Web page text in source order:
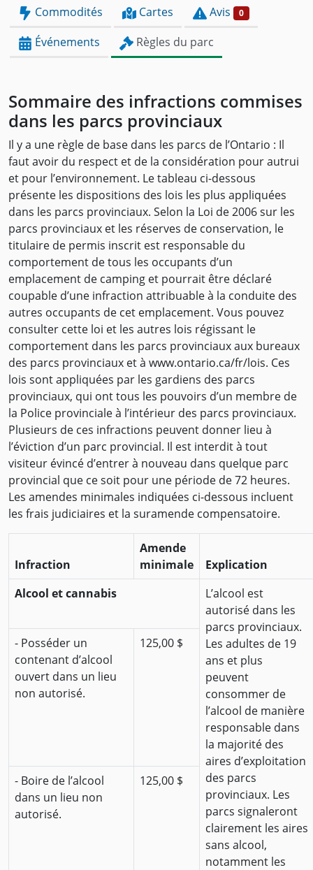
Commodités
Cartes Avis 0
Événements Règles du parc
Sommaire des infractions commises
dans les parcs provinciaux
Il y a une règle de base dans les parcs de l’Ontario : Il
faut avoir du respect et de la considération pour autrui
et pour l’environnement. Le tableau ci-dessous
présente les dispositions des lois les plus appliquées
dans les parcs provinciaux. Selon la Loi de 2006 sur les
parcs provinciaux et les réserves de conservation, le
titulaire de permis inscrit est responsable du
comportement de tous les occupants d’un
emplacement de camping et pourrait être déclaré
coupable d’une infraction attribuable à la conduite des
autres occupants de cet emplacement. Vous pouvez
consulter cette loi et les autres lois régissant le
comportement dans les parcs provinciaux aux bureaux
des parcs provinciaux et à www.ontario.ca/fr/lois. Ces
lois sont appliquées par les gardiens des parcs
provinciaux, qui ont tous les pouvoirs d’un membre de
la Police provinciale à l’intérieur des parcs provinciaux.
Plusieurs de ces infractions peuvent donner lieu à
l’éviction d’un parc provincial. Il est interdit à tout
visiteur évincé d’entrer à nouveau dans quelque parc
provincial que ce soit pour une période de 72 heures.
Les amendes minimales indiquées ci-dessous incluent
les frais judiciaires et la suramende compensatoire.
Infraction
Amende
minimale
Explication
Alcool et cannabis
L’alcool est
autorisé dans les
parcs provinciaux.
Les adultes de 19
ans et plus
peuvent
consommer de
l’alcool de manière
responsable dans
la majorité des
aires d’exploitation
des parcs
provinciaux. Les
parcs signaleront
clairement les aires
sans alcool,
notamment les
- Posséder un
contenant d’alcool
ouvert dans un lieu
non autorisé.
125,00 $
- Boire de l’alcool
dans un lieu non
autorisé.
125,00 $